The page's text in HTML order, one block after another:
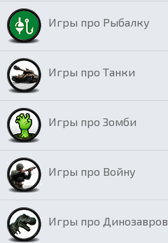
Игры про Рыбалку
Игры про Танки
Игры про Зомби
Игры про Войну
Игры про Динозавров